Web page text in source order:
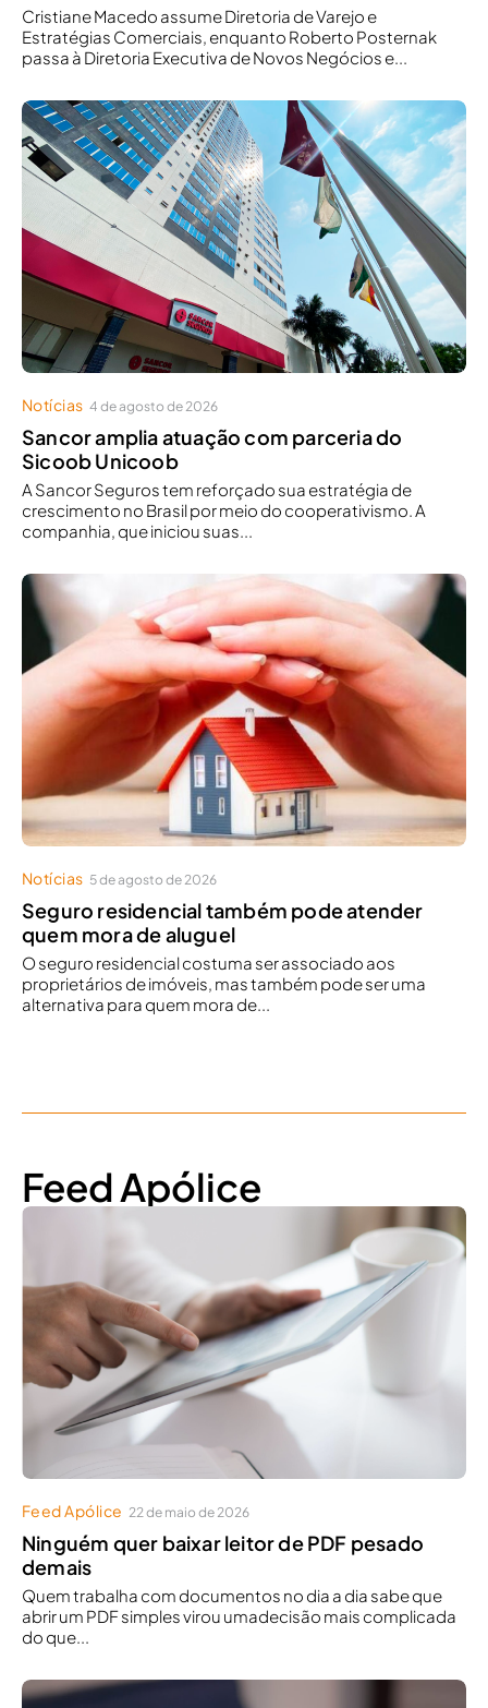
Cristiane Macedo assume Diretoria de Varejo e
Estratégias Comerciais, enquanto Roberto Posternak
passa à Diretoria Executiva de Novos Negócios e...
Notícias 4 de agosto de 2026
Sancor amplia atuação com parceria do
Sicoob Unicoob
A Sancor Seguros tem reforçado sua estratégia de
crescimento no Brasil por meio do cooperativismo. A
companhia, que iniciou suas...
Notícias 5 de agosto de 2026
Seguro residencial também pode atender
quem mora de aluguel
O seguro residencial costuma ser associado aos
proprietários de imóveis, mas também pode ser uma
alternativa para quem mora de...
Feed Apólice
Feed Apólice 22 de maio de 2026
Ninguém quer baixar leitor de PDF pesado
demais
Quem trabalha com documentos no dia a dia sabe que
abrir um PDF simples virou umadecisão mais complicada
do que...